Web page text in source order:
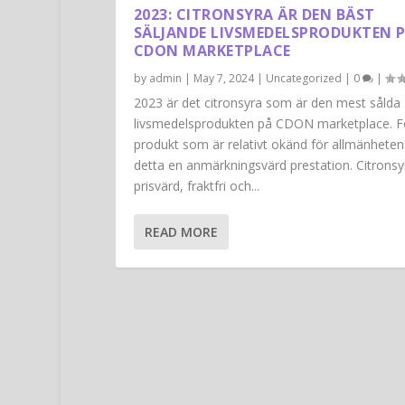
2023: CITRONSYRA ÄR DEN BÄST
SÄLJANDE LIVSMEDELSPRODUKTEN
CDON MARKETPLACE
by admin | May 7, 2024| Uncategorized | 0 |
2023 är det citronsyra som är den mest sålda
livsmedelsprodukten på CDON marketplace.
produkt som är relativt okänd för
detta en anmärkningsvärd prestation.
prisvärd, fraktfri och...
READ MORE